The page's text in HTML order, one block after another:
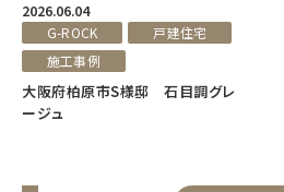
2026.06.04
G-ROCK
戸建住宅
施工事例
大阪府柏原市S様邸 石目調グレ
ージュ